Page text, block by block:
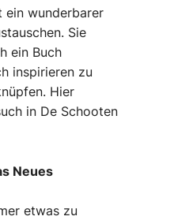
ein wunderbarer
Sie
ein Buch
inspirieren zu
Hier
in De Schooten
Neues
etwas zu